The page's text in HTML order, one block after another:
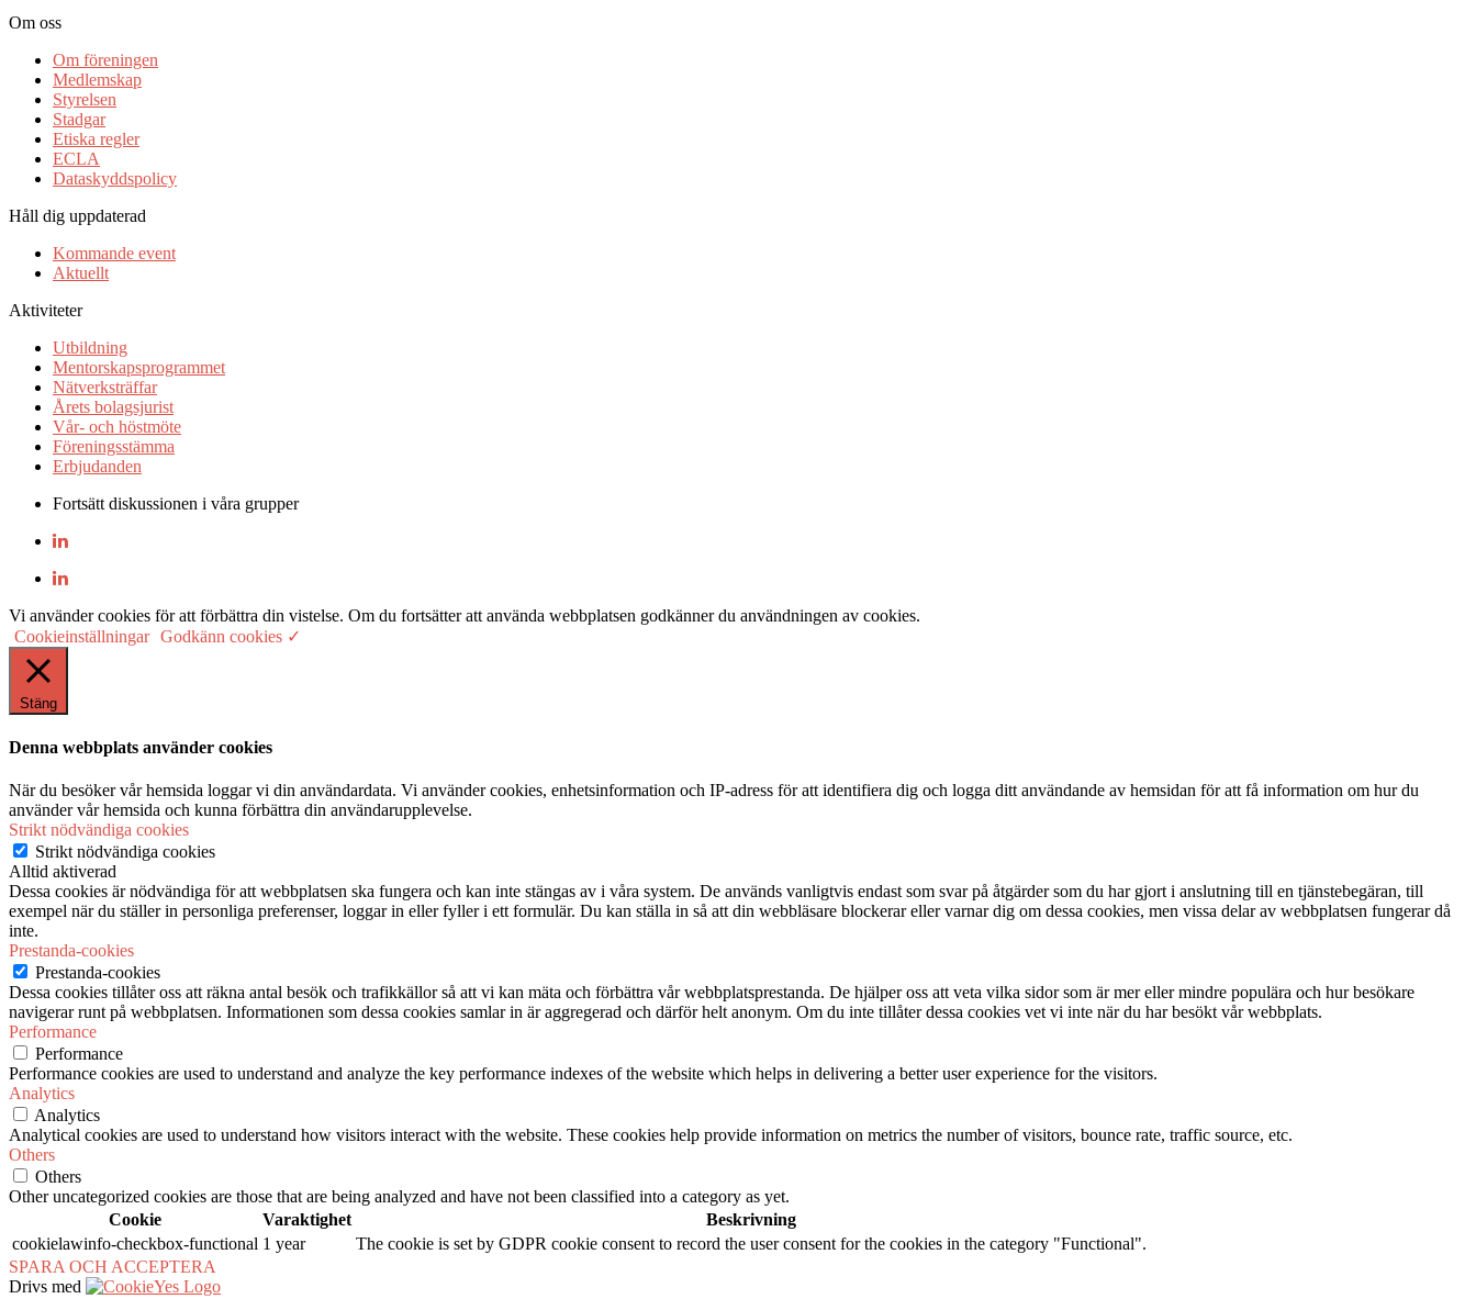
Om oss
Om föreningen
Medlemskap
Styrelsen
Stadgar
Etiska regler
ECLA
Dataskyddspolicy
Håll dig uppdaterad
Kommande event
Aktuellt
Aktiviteter
Utbildning
Mentorskapsprogrammet
Nätverksträffar
Årets bolagsjurist
Vår- och höstmöte
Föreningsstämma
Erbjudanden
Fortsätt diskussionen i våra grupper
Vi använder cookies för att förbättra din vistelse. Om du fortsätter att använda webbplatsen godkänner du användningen av cookies.
Cookieinställningar Godkänn cookies ✓
Stäng
Denna webbplats använder cookies
När du besöker vår hemsida loggar vi din användardata. Vi använder cookies, enhetsinformation och IP-adress för att identifiera dig och logga ditt användande av hemsidan för att få information om hur du
använder vår hemsida och kunna förbättra din användarupplevelse.
Strikt nödvändiga cookies
Strikt nödvändiga cookies
Alltid aktiverad
Dessa cookies är nödvändiga för att webbplatsen ska fungera och kan inte stängas av i våra system. De används vanligtvis endast som svar på åtgärder som du har gjort i anslutning till en tjänstebegäran, till
exempel när du ställer in personliga preferenser, loggar in eller fyller i ett formulär. Du kan ställa in så att din webbläsare blockerar eller varnar dig om dessa cookies, men vissa delar av webbplatsen fungerar då
inte.
Prestanda-cookies
Prestanda-cookies
Dessa cookies tillåter oss att räkna antal besök och trafikkällor så att vi kan mäta och förbättra vår webbplatsprestanda. De hjälper oss att veta vilka sidor som är mer eller mindre populära och hur besökare
navigerar runt på webbplatsen. Informationen som dessa cookies samlar in är aggregerad och därför helt anonym. Om du inte tillåter dessa cookies vet vi inte när du har besökt vår webbplats.
Performance
Performance
Performance cookies are used to understand and analyze the key performance indexes of the website which helps in delivering a better user experience for the visitors.
Analytics
Analytics
Analytical cookies are used to understand how visitors interact with the website. These cookies help provide information on metrics the number of visitors, bounce rate, traffic source, etc.
Others
Others
Other uncategorized cookies are those that are being analyzed and have not been classified into a category as yet.
Cookie
Varaktighet
Beskrivning
cookielawinfo-checkbox-functional 1 year
The cookie is set by GDPR cookie consent to record the user consent for the cookies in the category "Functional".
SPARA OCH ACCEPTERA
Drivs med